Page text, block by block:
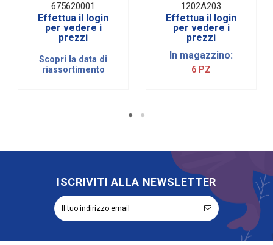
BIANCO (12
PEZZI)
675620001
Effettua il login
per vedere i
prezzi
Scopri la data di
riassortimento
Friends In
Porcellana Con
Scatola
1202A203
Effettua il login
per vedere i
prezzi
In magazzino:
6 PZ
ISCRIVITI ALLA NEWSLETTER